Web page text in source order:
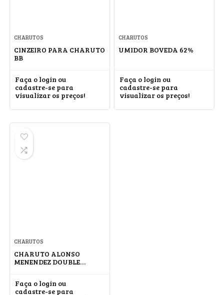
CHARUTOS
CINZEIRO PARA CHARUTO
BB
Faça o login ou
cadastre-se para
visualizar os preços!
CHARUTOS
UMIDOR BOVEDA 62%
Faça o login ou
cadastre-se para
visualizar os preços!
CHARUTOS
CHARUTO ALONSO
MENENDEZ DOUBLE
Faça o login ou
cadastre-se para